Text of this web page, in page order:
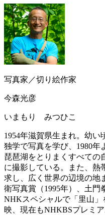
写真家／切り絵作家
今森光彦
いまもり みつひこ
1954年滋賀県生まれ。幼い
独学で写真を学び、1980年
琵琶湖をとりまくすべての
に撮影している。また、熱
求し、広く世界の辺境の地
衛写真賞（1995年）、土門
NHKスペシャルで「里山
映、現在もNHKBSプレミ